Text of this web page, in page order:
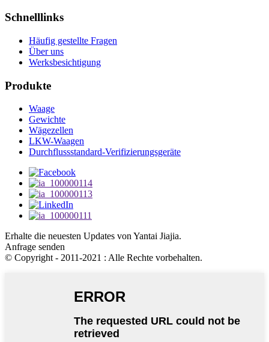
Schnelllinks
Häufig gestellte Fragen
Über uns
Werksbesichtigung
Produkte
Waage
Gewichte
Wägezellen
LKW-Waagen
Durchflussstandard-Verifizierungsgeräte
Erhalte die neuesten Updates von Yantai Jiajia.
Anfrage senden
© Copyright - 2011-2021 : Alle Rechte vorbehalten.